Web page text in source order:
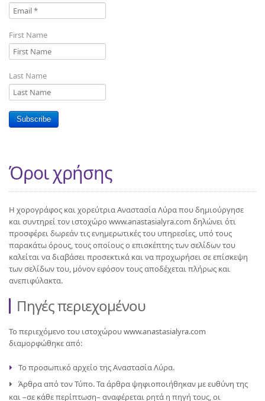
First Name
Last Name
Subscribe
Όροι χρήσης
H χορογράφος και χορεύτρια Αναστασία Λύρα που δημιούργησε
και συντηρεί τον ιστοχώρο www.anastasialyra.com δηλώνει ότι
προσφέρει δωρεάν τις ενημερωτικές του υπηρεσίες, υπό τους
παρακάτω όρους, τους οποίους ο επισκέπτης των σελίδων του
καλείται να διαβάσει προσεκτικά και να προχωρήσει σε επίσκεψη
των σελίδων του, μόνον εφόσον τους αποδέχεται πλήρως και
ανεπιφύλακτα.
Πηγές περιεχομένου
Το περιεχόμενο του ιστοχώρου www.anastasialyra.com
διαμορφώθηκε από:
Το προσωπικό αρχείο της Αναστασία Λύρα.
Άρθρα από τον Τύπο. Τα άρθρα ψηφιοποιήθηκαν με ευθύνη της
και –σε κάθε περίπτωση– αναφέρεται ρητά η πηγή τους, οι